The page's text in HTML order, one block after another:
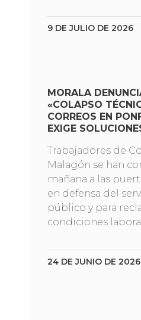
9 DE JULIO DE 2026
MORALA
«COLAPSO
CORREOS EN
EXIGE
Trabajadores de
Malagón se han
mañana a las
en defensa del
público y para
condiciones
24 DE JUNIO DE 2026